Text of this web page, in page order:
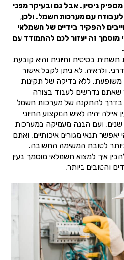
ניסיון. אבל גם ובעיקר מפני
עם מערכות חשמל. ולכן,
להפקיד בידיים של חשמלאי
מוסמך זה יעזור לכם להתמודד עם
בסיסית וחיונית והיא קובעת
ולראיה, לא ניתן לקבל אישור
משופעת, ללא בדיקה של תקינות
נדרשים לעבוד בצורה
בדרך להתקנה של מערכות חשמל
יהיה לאיש המקצוע החיוני
שנים, ועם הבנה מעמיקה במערכות
תנאי מגורים איכותיים. ואתם
לטובת המשימה החשובה.
איך למצוא חשמלאי מוסמך בעין
והטובים ביותר.